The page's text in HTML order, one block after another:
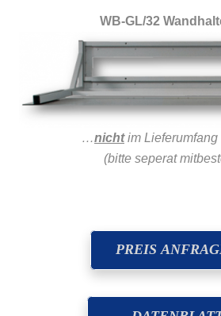
WB-GL/32
…nichtim Lieferumfang
(bitte seperat
PREIS